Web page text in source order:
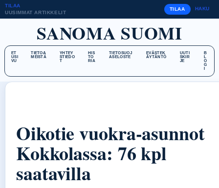
TILAA
UUSIMMAT ARTIKKELIT
TILAA HAKU
SANOMA SUOMI
ET
USI
VU
TIETOA
MEISTÄ
YHTEY
STIEDO
T
HIS
TO
RIA
TIETOSUOJ
ASELOSTE
EVÄSTEK
ÄYTÄNTÖ
UUTI
SKIR
JE
B
L
O
G
Oikotie vuokra-asunnot
Kokkolassa: 76 kpl
saatavilla